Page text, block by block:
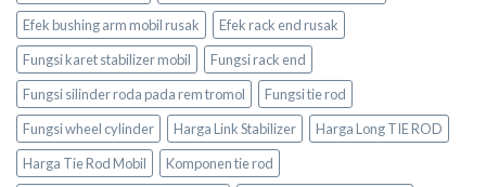
Efek bushing arm mobil rusak
Efek rack end rusak
Fungsi karet stabilizer mobil
Fungsi rack end
Fungsi silinder roda pada rem tromol
Fungsi tie rod
Fungsi wheel cylinder
Harga Link Stabilizer
Harga Long TIE ROD
Harga Tie Rod Mobil
Komponen tie rod